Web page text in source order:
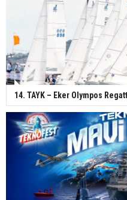
14. TAYK – Eker Olympos